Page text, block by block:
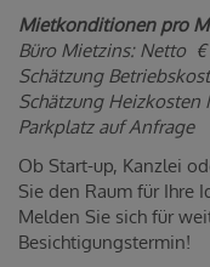
Mietkonditionen pro
Büro Mietzins: Netto
Schätzung
Schätzung Heizkosten
Parkplatz auf Anfrage
Ob Start-up, Kanzlei
Sie den Raum für Ihre
Melden Sie sich für
Besichtigungstermin!